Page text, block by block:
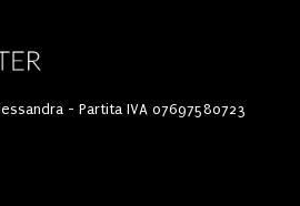
- Partita IVA 07697580723